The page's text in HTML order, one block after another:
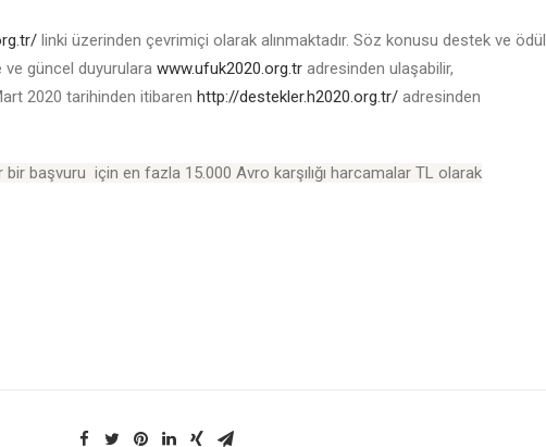
linki üzerinden çevrimiçi olarak alınmaktadır. Söz konusu destek ve ödül
ve güncel duyurulara www.ufuk2020.org.tr adresinden ulaşabilir,
2020 tarihinden itibaren http://destekler.h2020.org.tr/ adresinden
başvuru için en fazla 15.000 Avro karşılığı harcamalar TL olarak